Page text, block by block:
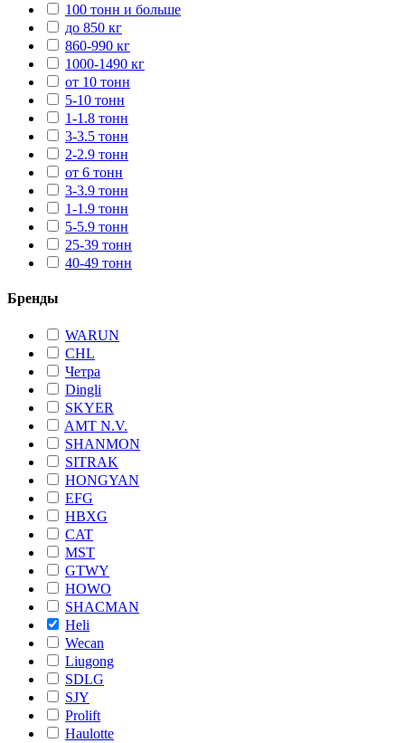
100 тонн и больше
до 850 кг
860-990 кг
1000-1490 кг
от 10 тонн
5-10 тонн
1-1.8 тонн
3-3.5 тонн
2-2.9 тонн
от 6 тонн
3-3.9 тонн
1-1.9 тонн
5-5.9 тонн
25-39 тонн
40-49 тонн
Бренды
WARUN
CHL
Четра
Dingli
SKYER
AMT N.V.
SHANMON
SITRAK
HONGYAN
EFG
HBXG
CAT
MST
GTWY
HOWO
SHACMAN
Heli
Wecan
Liugong
SDLG
SJY
Prolift
Haulotte